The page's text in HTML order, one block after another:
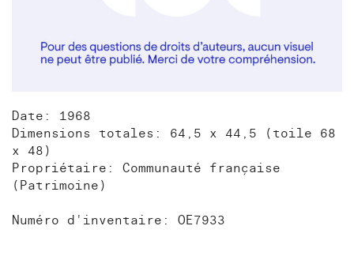
Date: 1968
Dimensions totales: 64,5 x 44,5 (toile 68
x 48)
Propriétaire: Communauté française
(Patrimoine)
Numéro d'inventaire: OE7933